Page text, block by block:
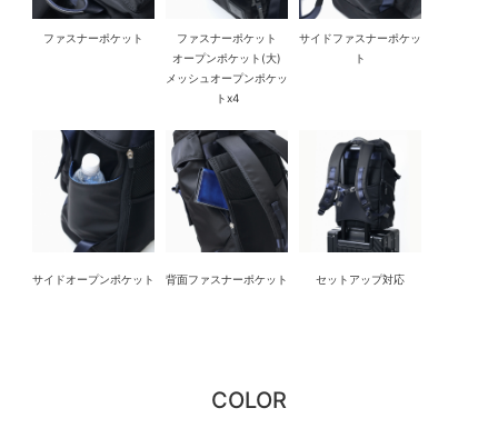
ファスナーポケット
ファスナーポケット
オープンポケット(大)
メッシュオープンポケッ
トx4
サイドファスナーポケッ
ト
サイドオープンポケット 背面ファスナーポケット セットアップ対応
COLOR